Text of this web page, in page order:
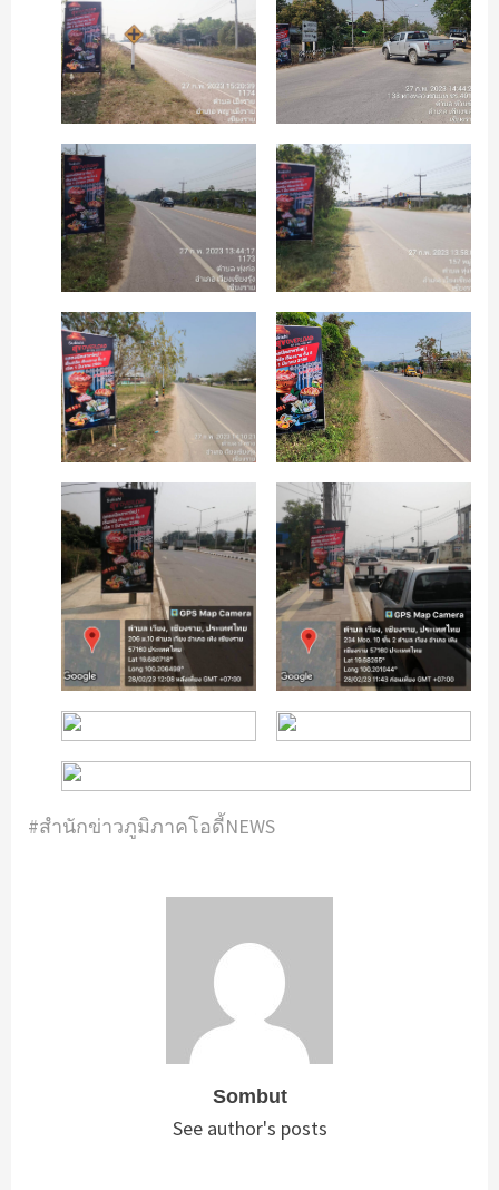
#สำนักข่าวภูมิภาคโอดี้NEWS
Sombut
See author's posts